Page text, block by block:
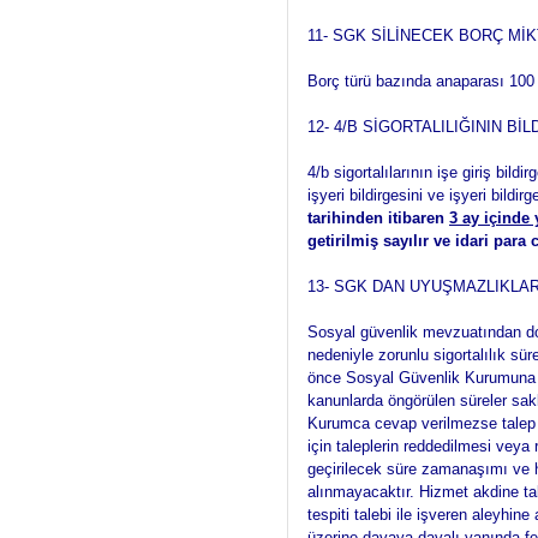
11- SGK SİLİNECEK BORÇ
Borç türü bazında anaparası
12- 4/B SİGORTALILIĞININ
4/b sigortalılarının işe giriş
işyeri bildirgesini ve işyeri
tarihinden itibaren 3 ay içinde
getirilmiş sayılır ve idari para
13- SGK DAN
Sosyal güvenlik mevzuatından
nedeniyle zorunlu sigortalılık
önce Sosyal Güvenlik
kanunlarda öngörülen süreler
Kurumca cevap verilmezse
için taleplerin reddedilmesi veya
geçirilecek süre zamanaşımı
alınmayacaktır. Hizmet akdine
tespiti talebi ile işveren aleyhine